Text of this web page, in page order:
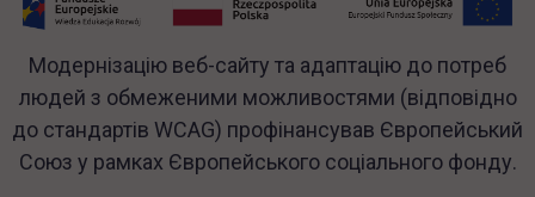
Модернізацію веб-сайту та адаптацію до потреб
людей з обмеженими можливостями (відповідно
до стандартів WCAG) профінансував Європейський
Союз у рамках Європейського соціального фонду.